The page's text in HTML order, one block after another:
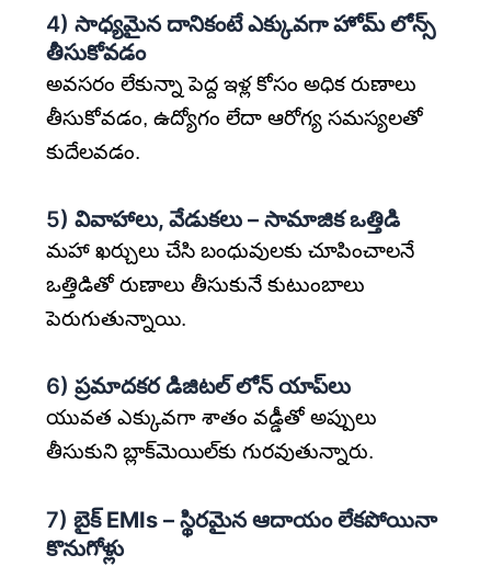
4)సాధ్యమైన దానికంటే ఎక్కువగా హోమ్ లోన్స్
తీసుకోవడం
అవసరం లేకున్నా పెద్ద ఇళ్ల కోసం అధిక రుణాలు
తీసుకోవడం, ఉద్యోగం లేదా ఆరోగ్య సమస్యలతో
కుదేలవడం.
5)వివాహాలు, వేడుకలు – సామాజిక ఒత్తిడి
మహా ఖర్చులు చేసి బంధువులకు చూపించాలనే
ఒత్తిడితో రుణాలు తీసుకునే కుటుంబాలు
పెరుగుతున్నాయి.
6)ప్రమాదకర డిజిటల్ లోన్ యాప్‌లు
యువత ఎక్కువగా శాతం వడ్డీతో అప్పులు
తీసుకుని బ్లాక్‌మెయిల్‌కు గురవుతున్నారు.
7)బైక్ EMIs – స్థిరమైన ఆదాయం లేకపోయినా
కొనుగోళ్లు